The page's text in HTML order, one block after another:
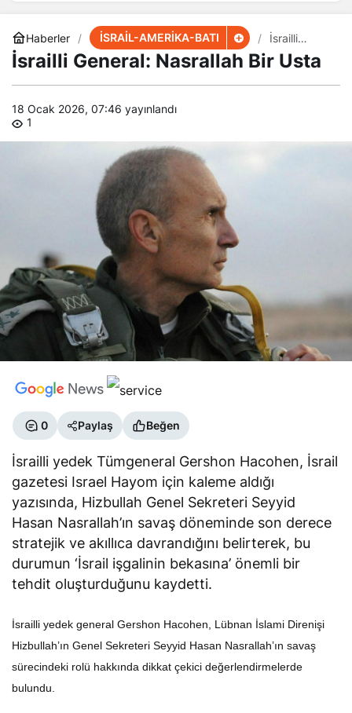
Haberler İSRAİL-AMERİKA-BATI
İsrailli
General:
Nasrallah
İsrailli General: Nasrallah Bir Usta
18 Ocak 2026, 07:46 yayınlandı
1
0 Paylaş Beğen
İsrailli yedek Tümgeneral Gershon Hacohen, İsrail
gazetesi Israel Hayom için kaleme aldığı
yazısında, Hizbullah Genel Sekreteri Seyyid
Hasan Nasrallah’ın savaş döneminde son derece
stratejik ve akıllıca davrandığını belirterek, bu
durumun ‘İsrail işgalinin bekasına’ önemli bir
tehdit oluşturduğunu kaydetti.
İsrailli yedek general Gershon Hacohen, Lübnan İslami Direnişi
Hizbullah’ın Genel Sekreteri Seyyid Hasan Nasrallah’ın savaş
sürecindeki rolü hakkında dikkat çekici değerlendirmelerde
bulundu.